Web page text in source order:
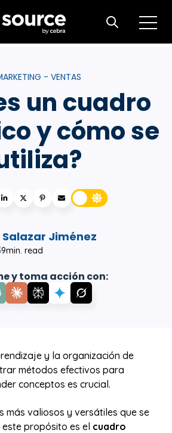
Open
Open search
- VENTAS
un cuadro
y cómo se
Jiménez
9min. read
y toma acción con:
y la organización de
métodos efectivos para
conceptos es crucial.
más valiosos y versátiles que se
propósito es el cuadro